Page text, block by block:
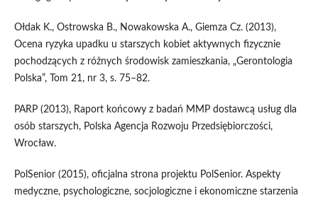
Ołdak K., Ostrowska B., Nowakowska A., Giemza Cz. (2013),
Ocena ryzyka upadku u starszych kobiet aktywnych fizycznie
pochodzących z różnych środowisk zamieszkania, „Gerontologia
Polska”, Tom 21, nr 3, s. 75–82.
PARP (2013), Raport końcowy z badań MMP dostawcą usług dla
osób starszych, Polska Agencja Rozwoju Przedsiębiorczości,
Wrocław.
PolSenior (2015), oficjalna strona projektu PolSenior. Aspekty
medyczne, psychologiczne, socjologiczne i ekonomiczne starzenia